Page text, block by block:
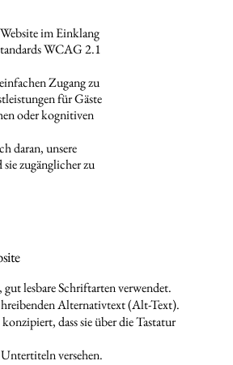
im Einklang
WCAG 2.1
Zugang zu
für Gäste
oder kognitiven
daran, unsere
sie zugänglicher zu
lesbare Schriftarten verwendet.
Alternativtext (Alt-Text).
dass sie über die Tastatur
versehen.